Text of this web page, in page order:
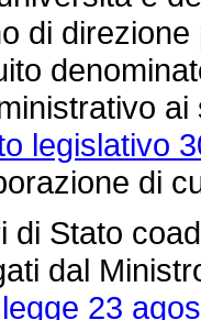
di
legislativo
di
Stato
dal
legge 23